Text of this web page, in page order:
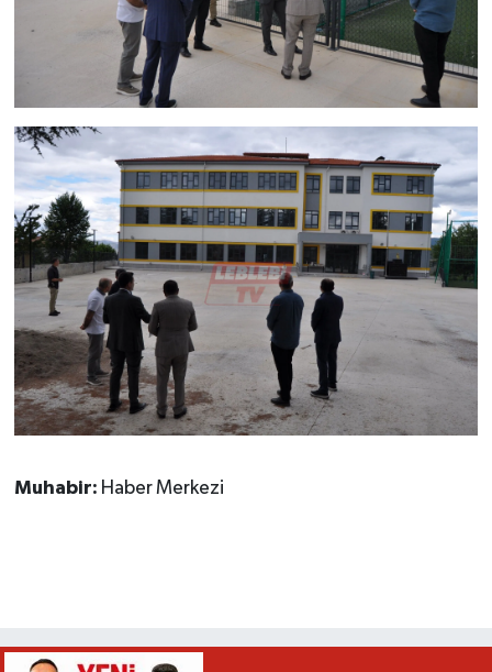
Muhabir: Haber Merkezi